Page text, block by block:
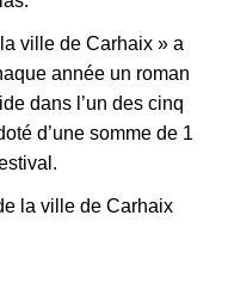
ville de Carhaix » a
année un roman
dans l’un des cinq
d’une somme de 1
la ville de Carhaix